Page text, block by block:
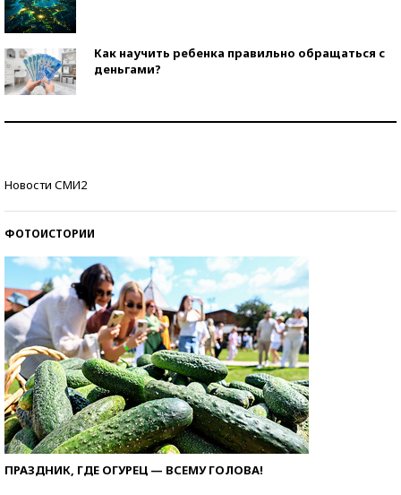
Как научить ребенка правильно обращаться с
деньгами?
Новости СМИ2
ФОТОИСТОРИИ
ПРАЗДНИК, ГДЕ ОГУРЕЦ — ВСЕМУ ГОЛОВА!